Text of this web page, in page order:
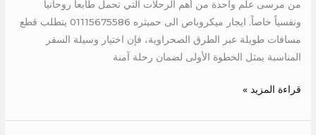
من مرسى علم واحدة من أهم الرحلات التي تحمل طابعاً روحانياً
ونفسياً خاصاً. ايجار ميكروباص الى حميثره 01115675586 يتطلب قطع
مسافات طويلة عبر الطرق الصحراوية، فإن اختيار وسيلة السفر
المناسبة يمثل الخطوة الأولى لضمان رحلة آمنة
قراءة المزيد »